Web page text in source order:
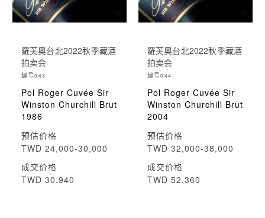
羅芙奧台北2022秋季藏酒
拍卖会
编号043
Pol Roger Cuvée Sir
Winston Churchill Brut
1986
预估价格
TWD 24,000-30,000
成交价格
TWD 30,940
羅芙奧台北2022秋季藏酒
拍卖会
编号044
Pol Roger Cuvée Sir
Winston Churchill Brut
2004
预估价格
TWD 32,000-38,000
成交价格
TWD 52,360